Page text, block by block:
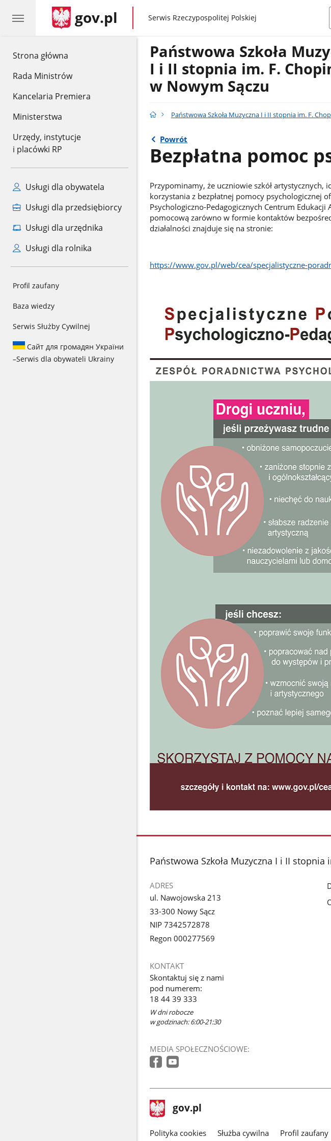
Strona główna
Rada Ministrów
Kancelaria Premiera
Ministerstwa
Urzędy, instytucje
i placówki RP
Usługi dla obywatela
Usługi dla przedsiębiorcy
Usługi dla urzędnika
Usługi dla rolnika
Profil zaufany
Baza wiedzy
Serwis Służby Cywilnej
Сайт для громадян України
–Serwis dla obywateli Ukrainy
gov.pl gov.pl
Serwis Rzeczypospolitej Polskiej
Państwowa Szkoła
I i II stopnia im. F.
w Nowym Sączu
Państwowa Szkoła Muzyczna I i II stopnia im. F.
Powrót
Bezpłatna pomoc
Przypominamy, że uczniowie szkół artystycznych,
korzystania z bezpłatnej pomocy psychologicznej
Psychologiczno-Pedagogicznych Centrum
pomocową zarówno w formie kontaktów
działalności znajduje się na stronie:
https://www.gov.pl/web/cea/specjalistyczne-
stopka
Państwowa Szkoła Muzyczna I i II
ADRES
ul. Nawojowska 213
33-300 Nowy Sącz
NIP 7342572878
Regon 000277569
KONTAKT
Skontaktuj się z nami
pod numerem:
18 44 39 333
W dni robocze
w godzinach: 6:00-21:30
MEDIA SPOŁECZNOŚCIOWE:
stopka
gov.pl Strona
gov.pl
gov.pl
Polityka cookies Służba cywilna Profil zaufany